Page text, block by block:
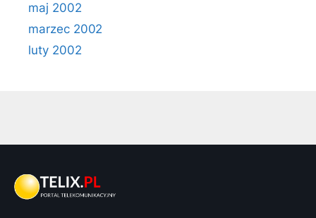
maj 2002
marzec 2002
luty 2002